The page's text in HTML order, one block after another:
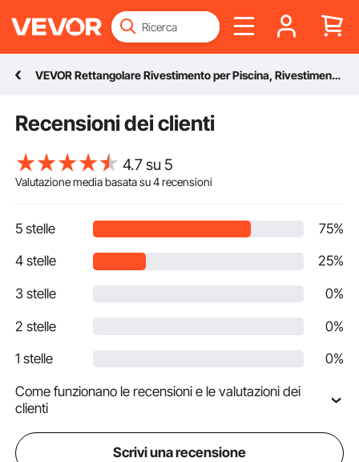
VEVOR Rettangolare Rivestimento per Piscina, Rivestimento Piscine Fuori Terra, Tappetino per Piscina Extra Spesso, Materiale Tessuto Sottofondo, 366 x 732 cm 180 g/m², Nero, 5,1 kg
Recensioni dei clienti
4.7 su 5
Valutazione media basata su4recensioni
5 stelle 75%
4 stelle 25%
3 stelle 0%
2 stelle 0%
1 stelle 0%
Come funzionano le recensioni e le valutazioni dei
clienti
Scrivi una recensione